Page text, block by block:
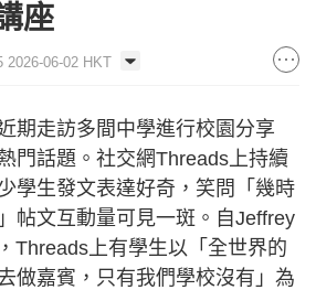
座
2026-06-02 HKT
期走訪多間中學進行校園分享
門話題。社交網Threads上持續
學生發文表達好奇，笑問「幾時
帖文互動量可見一斑。自Jeffrey
Threads上有學生以「全世界的
做嘉賓，只有我們學校沒有」為